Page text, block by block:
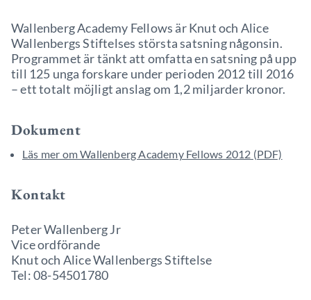
Wallenberg Academy Fellows är Knut och Alice
Wallenbergs Stiftelses största satsning någonsin.
Programmet är tänkt att omfatta en satsning på upp
till 125 unga forskare under perioden 2012 till 2016
– ett totalt möjligt anslag om 1,2 miljarder kronor.
Dokument
Läs mer om Wallenberg Academy Fellows 2012 (PDF)
Kontakt
Peter Wallenberg Jr
Vice ordförande
Knut och Alice Wallenbergs Stiftelse
Tel: 08-54501780